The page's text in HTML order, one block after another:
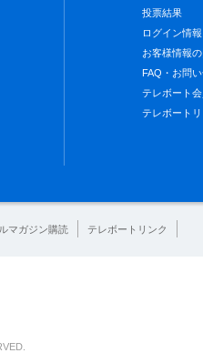
投票結果
ログイン情
お客様情報
FAQ・お問
テレボート
テレボートリ
マガジン購読 テレボートリンク